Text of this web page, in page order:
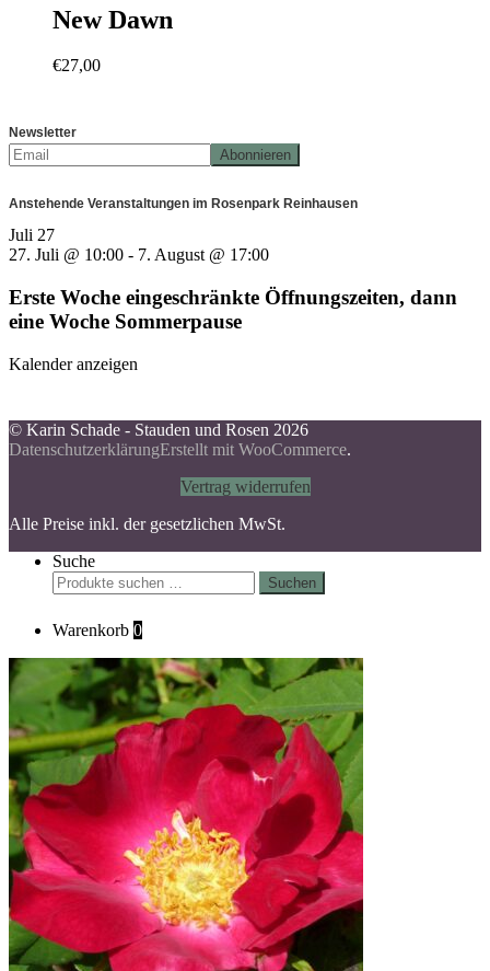
New Dawn
€27,00
Newsletter
Anstehende Veranstaltungen im Rosenpark Reinhausen
Juli 27
27. Juli @ 10:00 - 7. August @ 17:00
Erste Woche eingeschränkte Öffnungszeiten, dann
eine Woche Sommerpause
Kalender anzeigen
© Karin Schade - Stauden und Rosen 2026
DatenschutzerklärungErstellt mit WooCommerce.
Vertrag widerrufen
Alle Preise inkl. der gesetzlichen MwSt.
Suche
Suchen
nach:
Suchen
Warenkorb 0